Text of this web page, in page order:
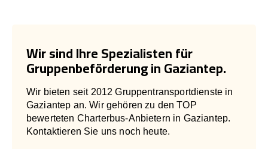
Wir sind Ihre Spezialisten für
Gruppenbeförderung in Gaziantep.
Wir bieten seit 2012 Gruppentransportdienste in
Gaziantep an. Wir gehören zu den TOP
bewerteten Charterbus-Anbietern in Gaziantep.
Kontaktieren Sie uns noch heute.